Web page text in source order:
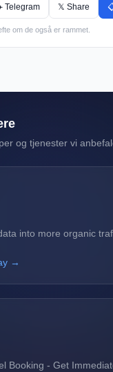
Telegram 𝕏 Share
om de også er rammet.
og tjenester vi
into more organic
→
Booking - Get